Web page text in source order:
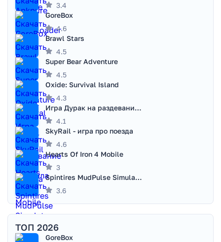
3.4
GoreBox
4.6
Brawl Stars
4.5
Super Bear Adventure
4.5
Oxide: Survival Island
4.3
Игра Дурак на раздевание - Правила игры
4.1
SkyRail - игра про поезда
4.6
Hearts Of Iron 4 Mobile
3
Spintires MudPulse Simulator
3.6
ТОП 2026
GoreBox